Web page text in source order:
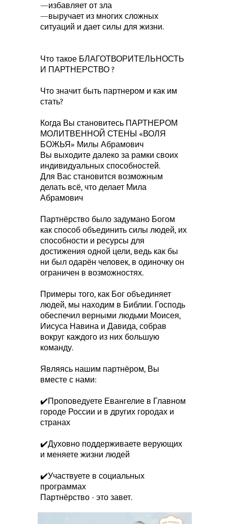
—избавляет от зла
—выручает из многих сложных
ситуаций и дает силы для жизни.
Что такое БЛАГОТВОРИТЕЛЬНОСТЬ
И ПАРТНЕРСТВО ?
Что значит быть партнером и как им
стать?
Когда Вы становитесь ПАРТНЕРОМ
МОЛИТВЕННОЙ СТЕНЫ «ВОЛЯ
БОЖЬЯ» Милы Абрамович
Вы выходите далеко за рамки своих
индивидуальных способностей.
Для Вас становится возможным
делать всё, что делает Мила
Абрамович
Партнёрство было задумано Богом
как способ объединить силы людей, их
способности и ресурсы для
достижения одной цели, ведь как бы
ни был одарён человек, в одиночку он
ограничен в возможностях.
Примеры того, как Бог объединяет
людей, мы находим в Библии. Господь
обеспечил верными людьми Моисея,
Иисуса Навина и Давида, собрав
вокруг каждого из них большую
команду.
Являясь нашим партнёром, Вы
вместе с нами:
✔️Проповедуете Евангелие в Главном
городе России и в других городах и
странах
✔️Духовно поддерживаете верующих
и меняете жизни людей
✔️Участвуете в социальных
программах
Партнёрство - это завет.